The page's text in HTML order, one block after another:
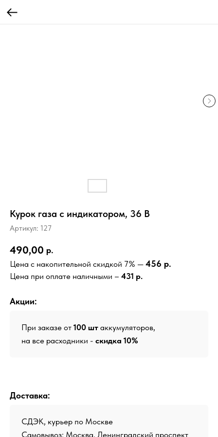
Курок газа с индикатором, 36 В
Артикул: 127
490,00 р.
Цена с накопительной скидкой 7% — 456 р.
Цена при оплате наличными – 431 р.
Акции:
При заказе от 100 шт аккумуляторов,
на все расходники - скидка 10%
Доставка:
СДЭК, курьер по Москве
Самовывоз: Москва, Ленинградский проспект